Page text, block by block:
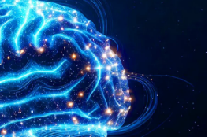
8.0 kekal, bertembung hari
Sembilan
Negeri Sembilan mungkin jadi
PRN Negeri Sembilan
tokoh dalam parti,
jurutera, pesara kerajaan,